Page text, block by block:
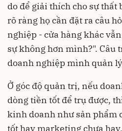
do để giải thích cho sự
rõ ràng họ cần đặt ra câu
nghiệp - cửa hàng khác
sự không hơn mình?". Câu
doanh nghiệp mình quản
Ở góc độ quản trị, nếu
dòng tiền tốt để trụ được,
kinh doanh như sản phẩm
tốt hay marketing chưa